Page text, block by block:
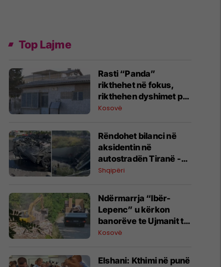
Top Lajme
Rasti “Panda”
rikthehet në fokus,
rikthehen dyshimet për
rolin e strukturave të
Kosovë
​Rëndohet bilanci në
aksidentin në
autostradën Tiranë -
Elbasan: Dy të vdekur
Shqipëri
Ndërmarrja “Ibër-
Lepenc” u kërkon
banorëve te Ujmanit të
dorëzojnë dëshmi të
dite
Kosovë
Elshani: Kthimi në punë